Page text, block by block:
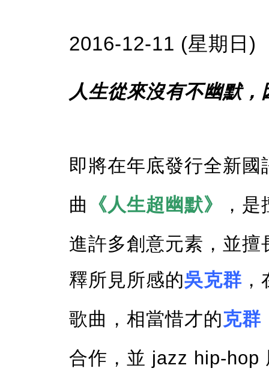
2016-12-11 (星期日)
人生從來沒有不幽默
即將在年底發行全新國
曲
《人生超幽默》
，
進許多創意元素，並
釋所見所感的吳克群
歌曲，相當惜才的克群
合作，並 jazz hip-hop